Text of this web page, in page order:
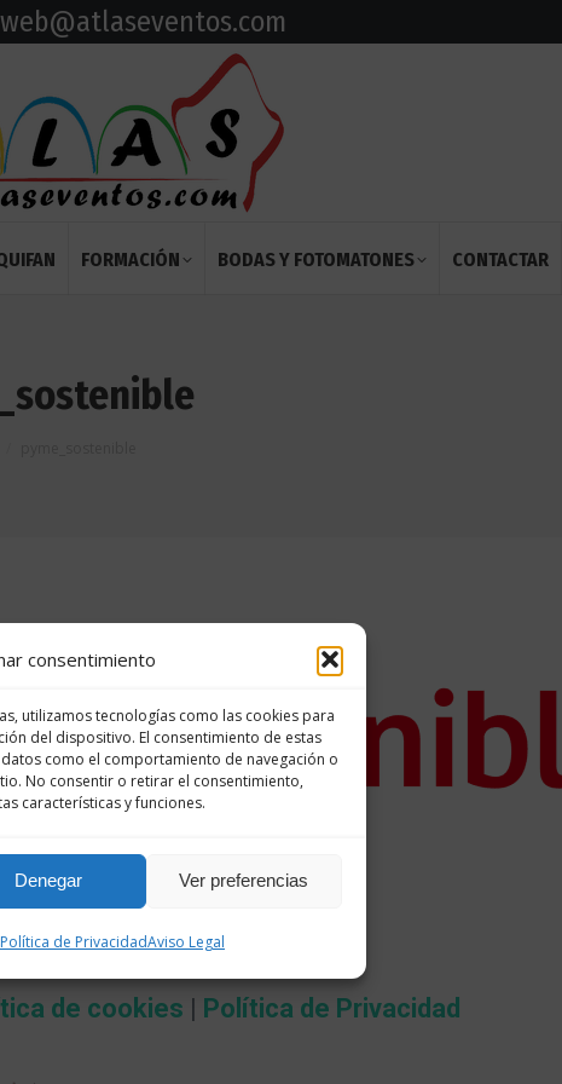
consentimiento
utilizamos tecnologías como las cookies para
del dispositivo. El consentimiento de estas
como el comportamiento de navegación o
No consentir o retirar el consentimiento,
características y funciones.
Denegar Ver preferencias
Política de PrivacidadAviso Legal
web@atlaseventos.com
FORMACIÓN BODAS Y FOTOMATONES CONTACTAR
de cookies | Política de Privacidad